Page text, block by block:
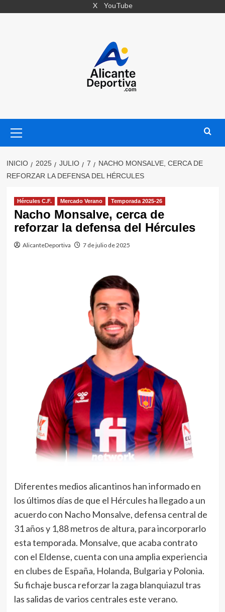
X YouTube
primario
INICIO 2025 JULIO 7
NACHO MONSALVE, CERCA DE
REFORZAR LA DEFENSA DEL HÉRCULES
Hércules C.F. Mercado Verano Temporada 2025-26
Nacho Monsalve, cerca de
reforzar la defensa del Hércules
AlicanteDeportiva 7 de julio de 2025
Diferentes medios alicantinos han informado en
los últimos días de que el Hércules ha llegado a un
acuerdo con Nacho Monsalve, defensa central de
31 años y 1,88 metros de altura, para incorporarlo
esta temporada. Monsalve, que acaba contrato
con el Eldense, cuenta con una amplia experiencia
en clubes de España, Holanda, Bulgaria y Polonia.
Su fichaje busca reforzar la zaga blanquiazul tras
las salidas de varios centrales este verano.